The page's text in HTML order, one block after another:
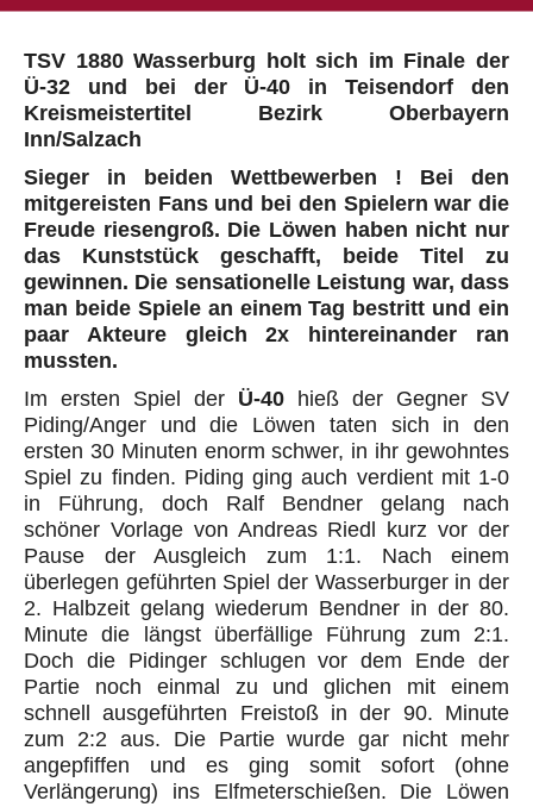
TSV 1880 Wasserburg holt sich im Finale der
Ü-32 und bei der Ü-40 in Teisendorf den
Kreismeistertitel Bezirk Oberbayern
Inn/Salzach
Sieger in beiden Wettbewerben ! Bei den
mitgereisten Fans und bei den Spielern war die
Freude riesengroß. Die Löwen haben nicht nur
das Kunststück geschafft, beide Titel zu
gewinnen. Die sensationelle Leistung war, dass
man beide Spiele an einem Tag bestritt und ein
paar Akteure gleich 2x hintereinander ran
mussten.
Im ersten Spiel der Ü-40 hieß der Gegner SV
Piding/Anger und die Löwen taten sich in den
ersten 30 Minuten enorm schwer, in ihr gewohntes
Spiel zu finden. Piding ging auch verdient mit 1-0
in Führung, doch Ralf Bendner gelang nach
schöner Vorlage von Andreas Riedl kurz vor der
Pause der Ausgleich zum 1:1. Nach einem
überlegen geführten Spiel der Wasserburger in der
2. Halbzeit gelang wiederum Bendner in der 80.
Minute die längst überfällige Führung zum 2:1.
Doch die Pidinger schlugen vor dem Ende der
Partie noch einmal zu und glichen mit einem
schnell ausgeführten Freistoß in der 90. Minute
zum 2:2 aus. Die Partie wurde gar nicht mehr
angepfiffen und es ging somit sofort (ohne
Verlängerung) ins Elfmeterschießen. Die Löwen